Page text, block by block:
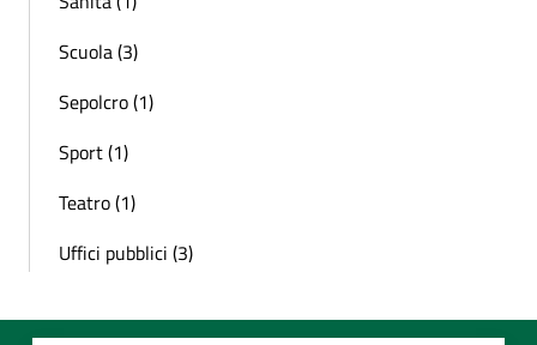
Scuola (3)
Sepolcro (1)
Sport (1)
Teatro (1)
Uffici pubblici (3)